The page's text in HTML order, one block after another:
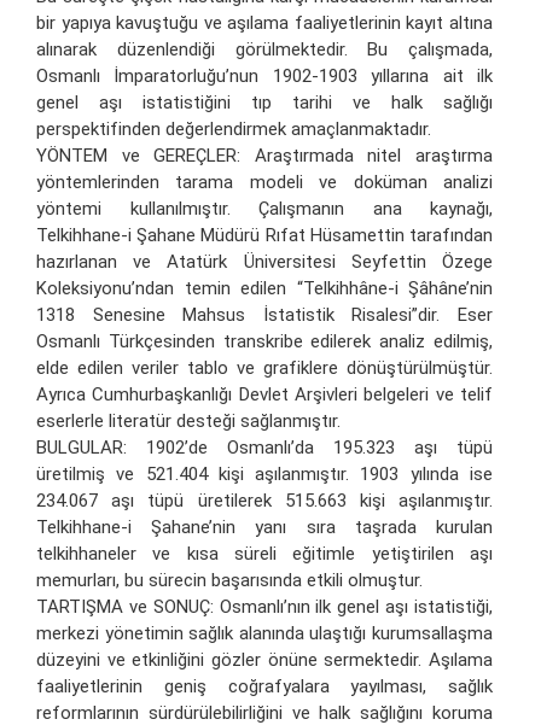
bir yapıya kavuştuğu ve aşılama faaliyetlerinin kayıt altına
alınarak düzenlendiği görülmektedir. Bu çalışmada,
Osmanlı İmparatorluğu’nun 1902-1903 yıllarına ait ilk
genel aşı istatistiğini tıp tarihi ve halk sağlığı
perspektifinden değerlendirmek amaçlanmaktadır.
YÖNTEM ve GEREÇLER: Araştırmada nitel araştırma
yöntemlerinden tarama modeli ve doküman analizi
yöntemi kullanılmıştır. Çalışmanın ana kaynağı,
Telkihhane-i Şahane Müdürü Rıfat Hüsamettin tarafından
hazırlanan ve Atatürk Üniversitesi Seyfettin Özege
Koleksiyonu’ndan temin edilen “Telkihhâne-i Şâhâne’nin
1318 Senesine Mahsus İstatistik Risalesi”dir. Eser
Osmanlı Türkçesinden transkribe edilerek analiz edilmiş,
elde edilen veriler tablo ve grafiklere dönüştürülmüştür.
Ayrıca Cumhurbaşkanlığı Devlet Arşivleri belgeleri ve telif
eserlerle literatür desteği sağlanmıştır.
BULGULAR: 1902’de Osmanlı’da 195.323 aşı tüpü
üretilmiş ve 521.404 kişi aşılanmıştır. 1903 yılında ise
234.067 aşı tüpü üretilerek 515.663 kişi aşılanmıştır.
Telkihhane-i Şahane’nin yanı sıra taşrada kurulan
telkihhaneler ve kısa süreli eğitimle yetiştirilen aşı
memurları, bu sürecin başarısında etkili olmuştur.
TARTIŞMA ve SONUÇ: Osmanlı’nın ilk genel aşı istatistiği,
merkezi yönetimin sağlık alanında ulaştığı kurumsallaşma
düzeyini ve etkinliğini gözler önüne sermektedir. Aşılama
faaliyetlerinin geniş coğrafyalara yayılması, sağlık
reformlarının sürdürülebilirliğini ve halk sağlığını koruma